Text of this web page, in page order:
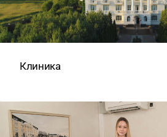
Клиника